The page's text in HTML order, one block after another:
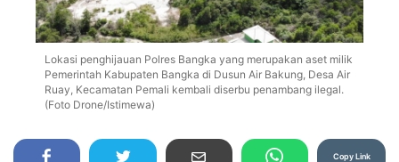
Lokasi penghijauan Polres Bangka yang merupakan aset milik
Pemerintah Kabupaten Bangka di Dusun Air Bakung, Desa Air
Ruay, Kecamatan Pemali kembali diserbu penambang ilegal.
(Foto Drone/Istimewa)
Copy Link